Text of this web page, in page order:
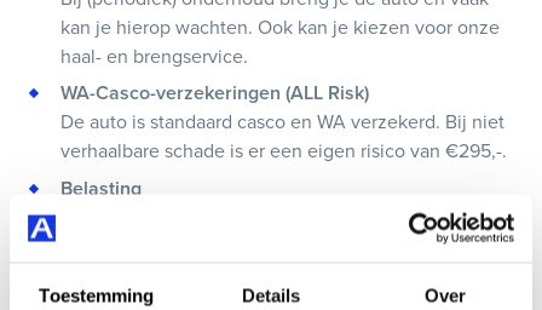
Toestemming Details Over
kan je hierop wachten. Ook kan je kiezen voor onze
haal- en brengservice.
WA-Casco-verzekeringen (ALL Risk)
De auto is standaard casco en WA verzekerd. Bij niet
verhaalbare schade is er een eigen risico van €295,-.
Belasting
Vervangend vervoer na 72 uur bij reparatie en